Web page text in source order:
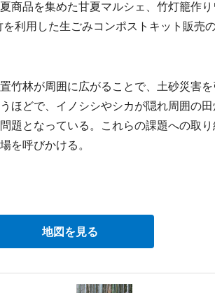
商品を集めた甘夏マルシェ、竹灯籠作
利用した生ごみコンポストキット販売
竹林が周囲に広がることで、土砂災害
ほどで、イノシシやシカが隠れ周囲の
題となっている。これらの課題への取
を呼びかける。
地図を見る